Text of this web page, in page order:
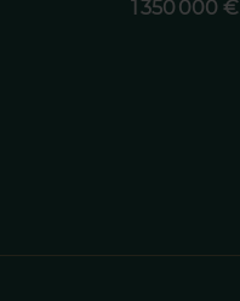
1 350 000 €